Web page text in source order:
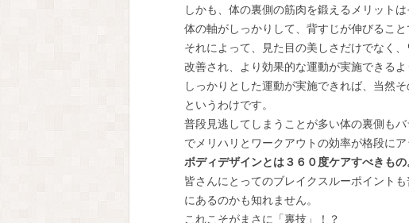
しかも、体の裏側の筋肉を鍛えるメリットは
体の軸がしっかりして、背すじが伸びること
それによって、見た目の美しさだけでなく、
改善され、より効果的な運動が実施できるよ
しっかりとした運動が実施できれば、当然そ
というわけです。
普段見逃してしまうことが多い体の裏側もバ
でメリハリとワークアウトの効率が格段にア
ボディデザインとは３６０度ケアすべきもの
皆さんにとってのブレイクスルーポイントも
にあるのかも知れません。
これこそがまさに「裏技」！？